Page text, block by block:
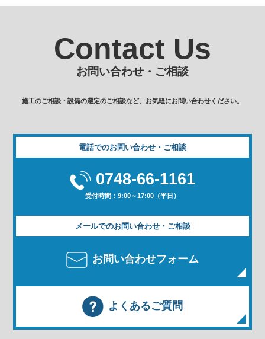
Contact Us
お問い合わせ・ご相談
施工のご相談・設備の選定のご相談など、お気軽にお問い合わせください。
電話でのお問い合わせ・ご相談
0748-66-1161
受付時間：9:00～17:00（平日）
メールでのお問い合わせ・ご相談
お問い合わせフォーム
よくあるご質問